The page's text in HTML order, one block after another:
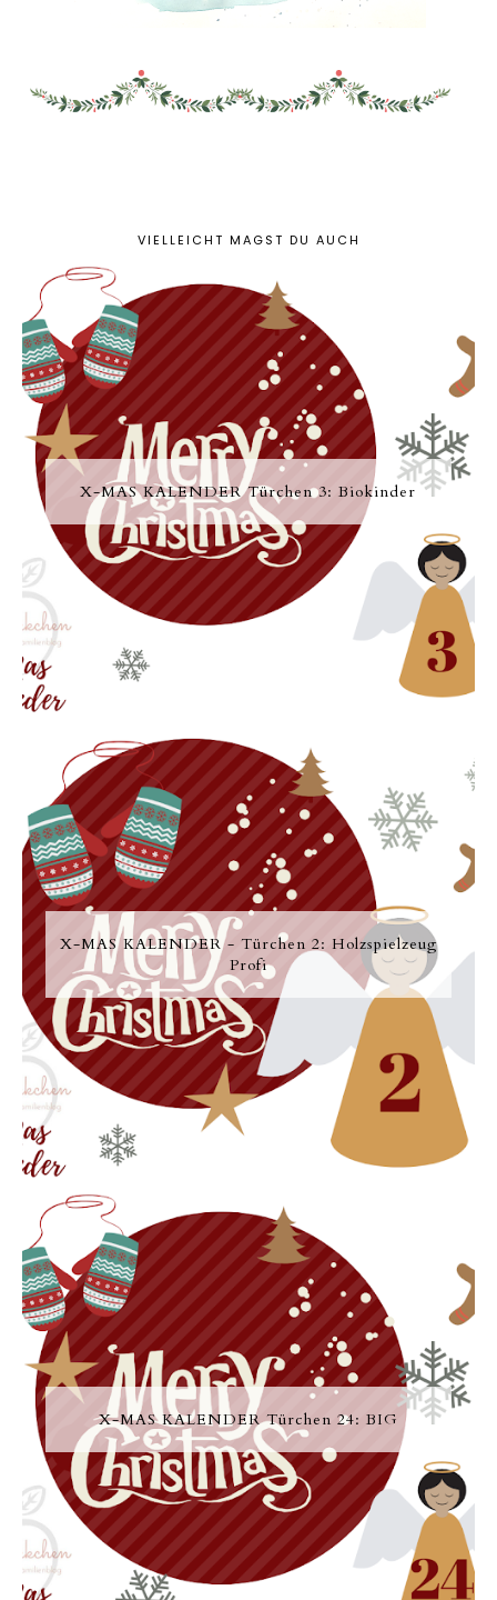
VIELLEICHT MAGST DU AUCH
X-MAS KALENDER Türchen 3: Biokinder
X-MAS KALENDER - Türchen 2: Holzspielzeug
Profi
X-MAS KALENDER Türchen 24: BIG